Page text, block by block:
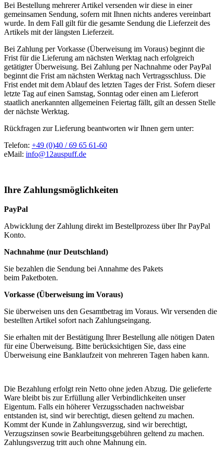
Bei Bestellung mehrerer Artikel versenden wir diese in einer
gemeinsamen Sendung, sofern mit Ihnen nichts anderes vereinbart
wurde. In dem Fall gilt für die gesamte Sendung die Lieferzeit des
Artikels mit der längsten Lieferzeit.
Bei Zahlung per Vorkasse (Überweisung im Voraus) beginnt die
Frist für die Lieferung am nächsten Werktag nach erfolgreich
getätigter Überweisung. Bei Zahlung per Nachnahme oder PayPal
beginnt die Frist am nächsten Werktag nach Vertragsschluss. Die
Frist endet mit dem Ablauf des letzten Tages der Frist. Sofern dieser
letzte Tag auf einen Samstag, Sonntag oder einen am Lieferort
staatlich anerkannten allgemeinen Feiertag fällt, gilt an dessen Stelle
der nächste Werktag.
Rückfragen zur Lieferung beantworten wir Ihnen gern unter:
Telefon: +49 (0)40 / 69 65 61-60
eMail: info@12auspuff.de
Ihre Zahlungsmöglichkeiten
PayPal
Abwicklung der Zahlung direkt im Bestellprozess über Ihr PayPal
Konto.
Nachnahme (nur Deutschland)
Sie bezahlen die Sendung bei Annahme des Pakets
beim Paketboten.
Vorkasse (Überweisung im Voraus)
Sie überweisen uns den Gesamtbetrag im Voraus. Wir versenden die
bestellten Artikel sofort nach Zahlungseingang.
Sie erhalten mit der Bestätigung Ihrer Bestellung alle nötigen Daten
für eine Überweisung. Bitte berücksichtigen Sie, dass eine
Überweisung eine Banklaufzeit von mehreren Tagen haben kann.
Die Bezahlung erfolgt rein Netto ohne jeden Abzug. Die gelieferte
Ware bleibt bis zur Erfüllung aller Verbindlichkeiten unser
Eigentum. Falls ein höherer Verzugsschaden nachweisbar
entstanden ist, sind wir berechtigt, diesen geltend zu machen.
Kommt der Kunde in Zahlungsverzug, sind wir berechtigt,
Verzugszinsen sowie Bearbeitungsgebühren geltend zu machen.
Zahlungsverzug tritt auch ohne Mahnung ein.